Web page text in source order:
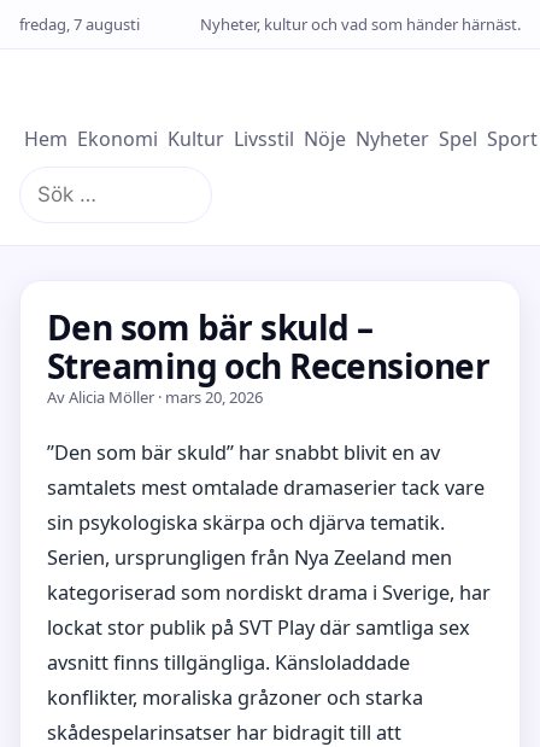
fredag, 7 augusti Nyheter, kultur och vad som händer härnäst.
Hem Ekonomi Kultur Livsstil Nöje Nyheter Spel Sport
Sök
efter:
Den som bär skuld –
Streaming och Recensioner
Av Alicia Möller · mars 20, 2026
”Den som bär skuld” har snabbt blivit en av
samtalets mest omtalade dramaserier tack vare
sin psykologiska skärpa och djärva tematik.
Serien, ursprungligen från Nya Zeeland men
kategoriserad som nordiskt drama i Sverige, har
lockat stor publik på SVT Play där samtliga sex
avsnitt finns tillgängliga. Känsloladdade
konflikter, moraliska gråzoner och starka
skådespelarinsatser har bidragit till att